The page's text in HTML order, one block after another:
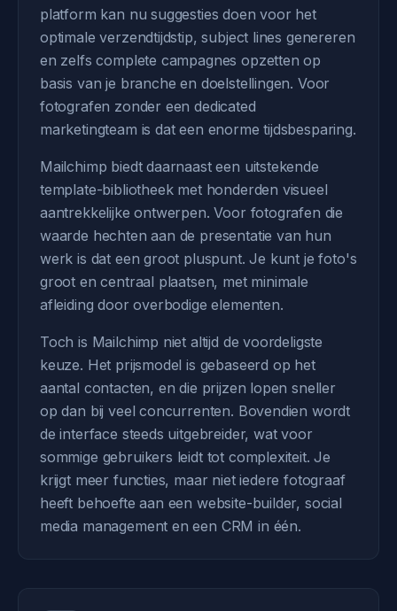
platform kan nu suggesties doen voor het
optimale verzendtijdstip, subject lines genereren
en zelfs complete campagnes opzetten op
basis van je branche en doelstellingen. Voor
fotografen zonder een dedicated
marketingteam is dat een enorme tijdsbesparing.
Mailchimp biedt daarnaast een uitstekende
template-bibliotheek met honderden visueel
aantrekkelijke ontwerpen. Voor fotografen die
waarde hechten aan de presentatie van hun
werk is dat een groot pluspunt. Je kunt je foto's
groot en centraal plaatsen, met minimale
afleiding door overbodige elementen.
Toch is Mailchimp niet altijd de voordeligste
keuze. Het prijsmodel is gebaseerd op het
aantal contacten, en die prijzen lopen sneller
op dan bij veel concurrenten. Bovendien wordt
de interface steeds uitgebreider, wat voor
sommige gebruikers leidt tot complexiteit. Je
krijgt meer functies, maar niet iedere fotograaf
heeft behoefte aan een website-builder, social
media management en een CRM in één.